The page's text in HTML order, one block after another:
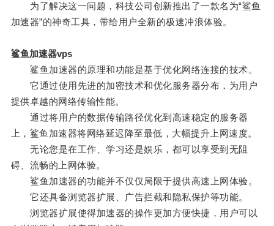
为了解决这一问题，科技公司创新推出了一款名为“鲨鱼
加速器”的神奇工具，带给用户全新的极速冲浪体验。
鲨鱼加速器vps
鲨鱼加速器的原理和功能是基于优化网络连接的技术。
它通过使用先进的加密技术和优化服务器分布，为用户
提供卓越的网络传输性能。
通过将用户的数据传输路径优化到高速稳定的服务器
上，鲨鱼加速器将网络延迟降至最低，大幅提升上网速度。
无论您是在工作、学习还是娱乐，都可以享受到无阻
碍、流畅的上网体验。
鲨鱼加速器的功能并不仅仅局限于提供高速上网体验。
它还具备浏览器扩展、广告拦截和隐私保护等功能。
浏览器扩展使得加速器的操作更加方便快捷，用户可以